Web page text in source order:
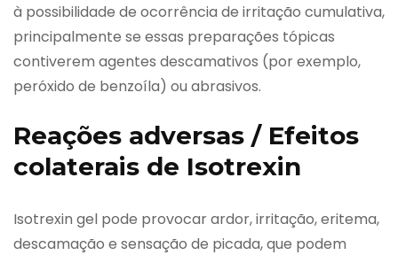
à possibilidade de ocorrência de irritação cumulativa,
principalmente se essas preparações tópicas
contiverem agentes descamativos (por exemplo,
peróxido de benzoíla) ou abrasivos.
Reações adversas / Efeitos
colaterais de Isotrexin
Isotrexin gel pode provocar ardor, irritação, eritema,
descamação e sensação de picada, que podem